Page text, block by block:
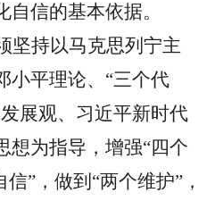
信的基本依据。
坚持以马克思列宁主
小平理论、“三个代
展观、习近平新时代
想为指导，增强“四个
”，做到“两个维护”，